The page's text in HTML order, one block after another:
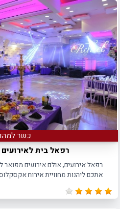
כשר
רפאל בית
רפאל אירועים, אולם אירועים מפואר
אתכם ליהנות מחוויית אירוח